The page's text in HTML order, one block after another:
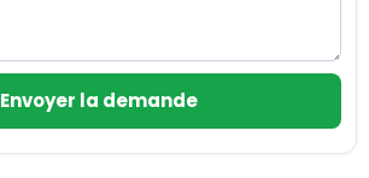
Envoyer la demande